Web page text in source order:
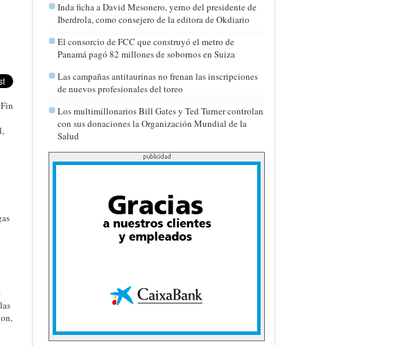
Inda ficha a David Mesonero, yerno del presidente de
Iberdrola, como consejero de la editora de Okdiario
El consorcio de FCC que construyó el metro de
Panamá pagó 82 millones de sobornos en Suiza
Las campañas antitaurinas no frenan las inscripciones
de nuevos profesionales del toreo
Los multimillonarios Bill Gates y Ted Turner controlan
con sus donaciones la Organización Mundial de la
Salud